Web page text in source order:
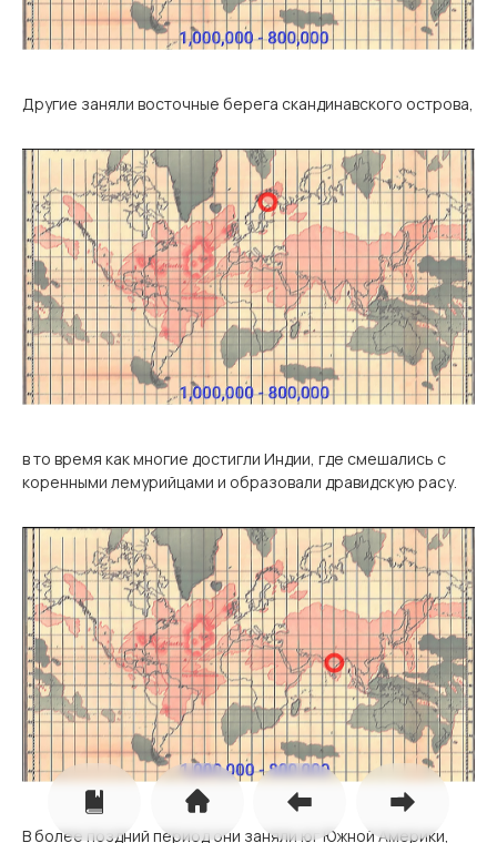
Другие заняли восточные берега скандинавского острова,
в то время как многие достигли Индии, где смешались с
коренными лемурийцами и образовали дравидскую расу.
В более поздний период они заняли юг Южной Америки,